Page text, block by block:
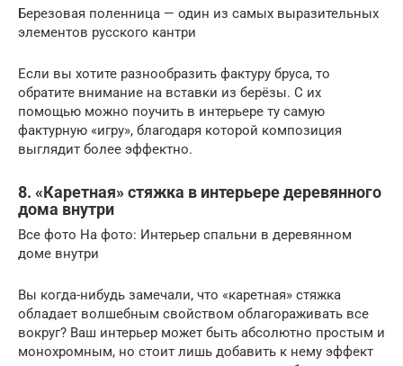
Березовая поленница — один из самых выразительных
элементов русского кантри
Если вы хотите разнообразить фактуру бруса, то
обратите внимание на вставки из берёзы. С их
помощью можно поучить в интерьере ту самую
фактурную «игру», благодаря которой композиция
выглядит более эффектно.
8. «Каретная» стяжка в интерьере деревянного
дома внутри
Все фото На фото: Интерьер спальни в деревянном
доме внутри
Вы когда-нибудь замечали, что «каретная» стяжка
обладает волшебным свойством облагораживать все
вокруг? Ваш интерьер может быть абсолютно простым и
монохромным, но стоит лишь добавить к нему эффект